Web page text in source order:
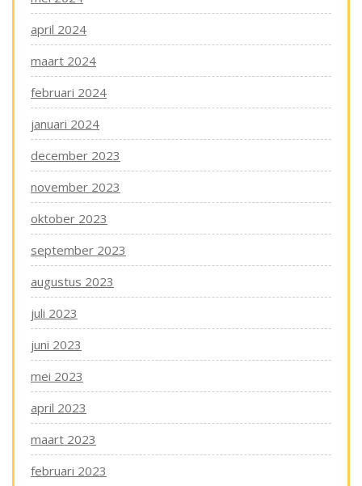
april 2024
maart 2024
februari 2024
januari 2024
december 2023
november 2023
oktober 2023
september 2023
augustus 2023
juli 2023
juni 2023
mei 2023
april 2023
maart 2023
februari 2023